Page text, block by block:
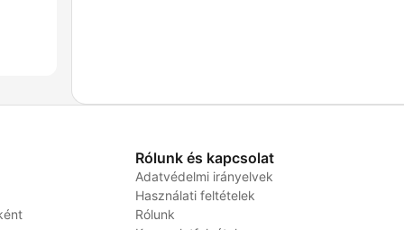
Rólunk és kapcsolat
Adatvédelmi irányelvek
Használati feltételek
Rólunk